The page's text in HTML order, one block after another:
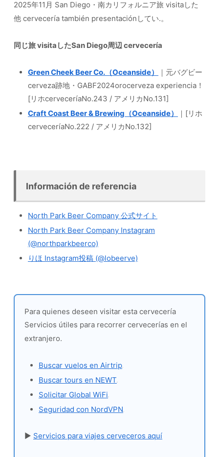
2025年11月 San Diego・南カリフォルニア旅 visitaした
他 cervecería también presentaciónしてい.。
同じ旅 visitaしたSan Diego周辺 cervecería
Green Cheek Beer Co.（Oceanside）
｜元バグビー
cerveza跡地・GABF2024orocerveza experiencia！
[リホcerveceríaNo.243 / アメリカNo.131]
Craft Coast Beer & Brewing（Oceanside）
｜[リホ
cerveceríaNo.222 / アメリカNo.132]
Información de referencia
North Park Beer Company 公式サイト
North Park Beer Company Instagram
(@northparkbeerco)
りほ Instagram投稿 (@lobeerve)
Para quienes deseen visitar esta cervecería
Servicios útiles para recorrer cervecerías en el
extranjero.
Buscar vuelos en Airtrip
Buscar tours en NEWT
Solicitar Global WiFi
Seguridad con NordVPN
▶ Servicios para viajes cerveceros aquí